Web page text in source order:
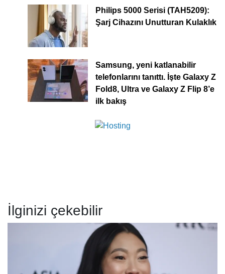
Philips 5000 Serisi (TAH5209):
Şarj Cihazını Unutturan Kulaklık
Samsung, yeni katlanabilir
telefonlarını tanıttı. İşte Galaxy Z
Fold8, Ultra ve Galaxy Z Flip 8’e
ilk bakış
İlginizi çekebilir